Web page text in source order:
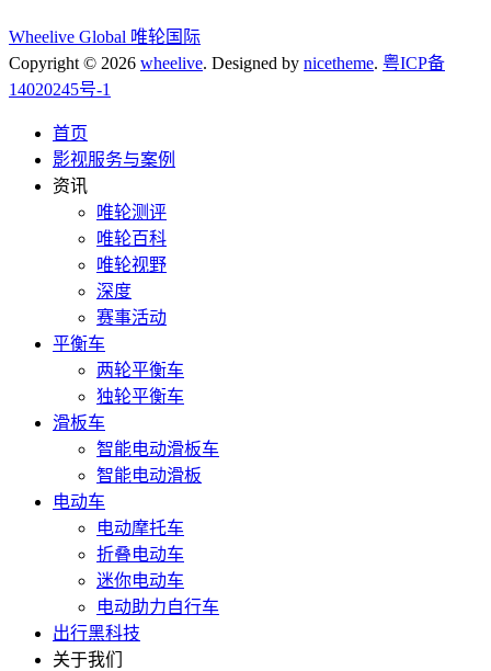
Wheelive Global 唯轮国际
Copyright © 2026 wheelive. Designed by nicetheme. 粤ICP备
14020245号-1
首页
影视服务与案例
资讯
唯轮测评
唯轮百科
唯轮视野
深度
赛事活动
平衡车
两轮平衡车
独轮平衡车
滑板车
智能电动滑板车
智能电动滑板
电动车
电动摩托车
折叠电动车
迷你电动车
电动助力自行车
出行黑科技
关于我们